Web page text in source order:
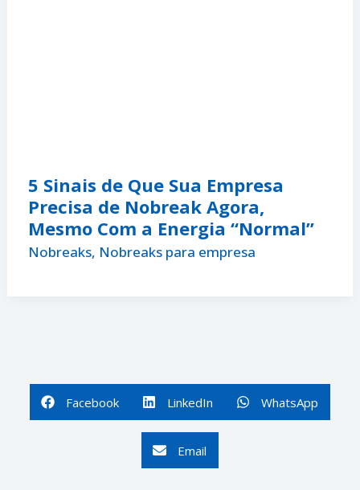
5 Sinais de Que Sua Empresa
Precisa de Nobreak Agora,
Mesmo Com a Energia “Normal”
Nobreaks, Nobreaks para empresa
Facebook LinkedIn WhatsApp
Email